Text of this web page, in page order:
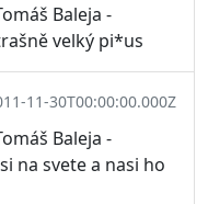
Baleja -
velký pi*us
11-30T00:00:00.000Z
Baleja -
na svete a nasi ho